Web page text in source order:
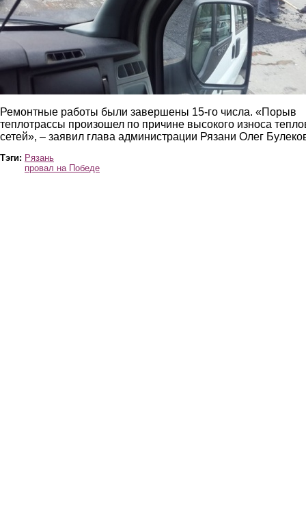
Ремонтные работы были завершены 15-го числа. «Порыв
теплотрассы произошел по причине высокого износа
сетей», – заявил глава администрации Рязани Олег
Тэги: Рязань
провал на Победе